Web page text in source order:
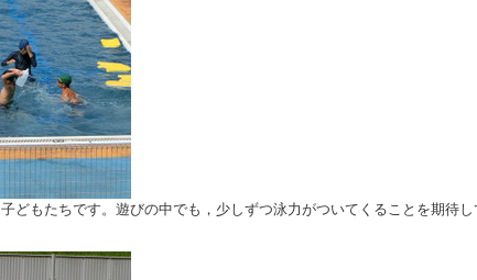
どもたちです。遊びの中でも，少しずつ泳力がついてくることを期待